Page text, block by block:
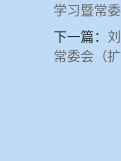
学习暨常
下一篇：
常委会（